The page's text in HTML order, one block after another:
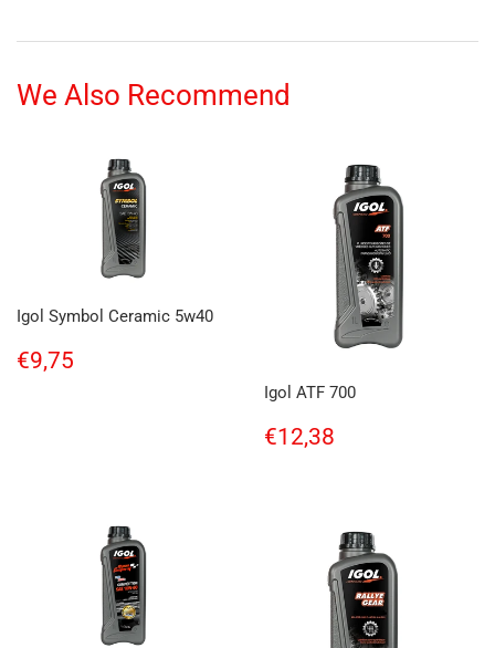
We Also Recommend
Igol Symbol Ceramic 5w40
Regular
price
€9,75
Igol ATF 700
Regular
price
€12,38